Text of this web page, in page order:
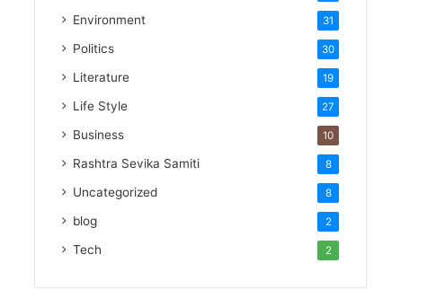
Environment 31
Politics 30
Literature 19
Life Style 27
Business 10
Rashtra Sevika Samiti 8
Uncategorized 8
blog 2
Tech 2